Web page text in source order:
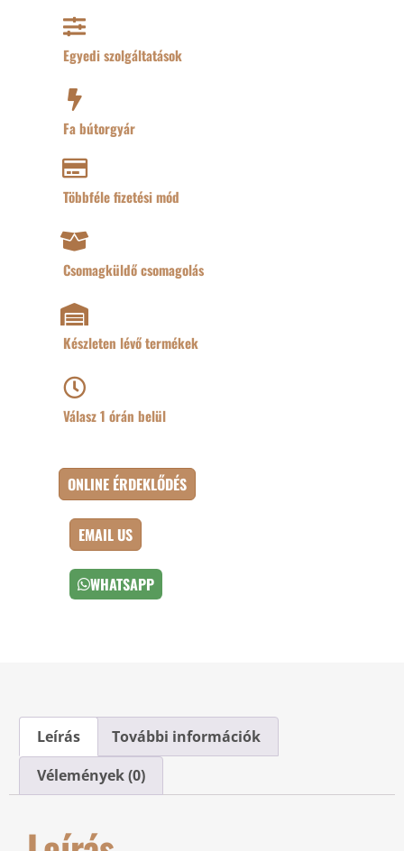
Egyedi szolgáltatások
Fa bútorgyár
Többféle fizetési mód
Csomagküldő csomagolás
Készleten lévő termékek
Válasz 1 órán belül
ONLINE ÉRDEKLŐDÉS
EMAIL US
WHATSAPP
Leírás
További információk
Vélemények (0)